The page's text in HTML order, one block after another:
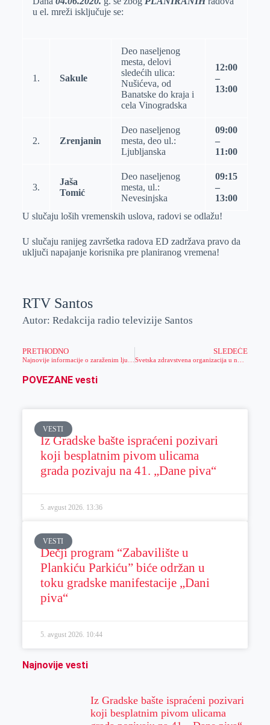
u el. mreži isključuje se:
1. Sakule
Deo naseljenog
mesta, delovi
sledećih ulica:
Nušićeva, od
Banatske do kraja i
cela Vinogradska
12:00
–
13:00
2. Zrenjanin
Deo naseljenog
mesta, deo ul.:
Ljubljanska
09:00
–
11:00
3.
Jaša
Tomić
Deo naseljenog
mesta, ul.:
Nevesinjska
09:15
–
13:00
U slučaju loših vremenskih uslova, radovi se odlažu!
U slučaju ranijeg završetka radova ED zadržava pravo da
uključi napajanje korisnika pre planiranog vremena!
RTV Santos
Autor: Redakcija radio televizije Santos
PRETHODNO SLEDEĆE
POVEZANE vesti
VESTI
Iz Gradske bašte ispraćeni pozivari
koji besplatnim pivom ulicama
grada pozivaju na 41. „Dane piva“
5. avgust 2026. 13:36
VESTI
Dečji program “Zabavilište u
Plankiću Parkiću” biće održan u
toku gradske manifestacije „Dani
piva“
5. avgust 2026. 10:44
Najnovije vesti
Iz Gradske bašte ispraćeni pozivari
koji besplatnim pivom ulicama